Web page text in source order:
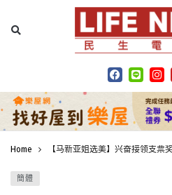
Home 【马新亚姐选美】兴奋接领支票
簡體